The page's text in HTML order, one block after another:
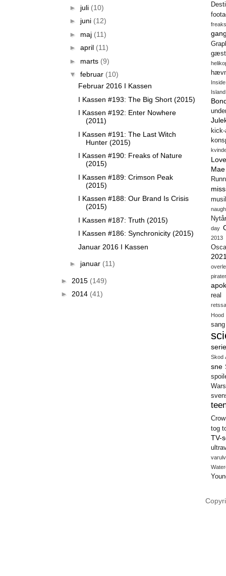
► juli (10)
► juni (12)
► maj (11)
► april (11)
► marts (9)
▼ februar (10)
Februar 2016 I Kassen
I Kassen #193: The Big Short (2015)
I Kassen #192: Enter Nowhere
(2011)
I Kassen #191: The Last Witch
Hunter (2015)
I Kassen #190: Freaks of Nature
(2015)
I Kassen #189: Crimson Peak
(2015)
I Kassen #188: Our Brand Is Crisis
(2015)
I Kassen #187: Truth (2015)
I Kassen #186: Synchronicity (2015)
Januar 2016 I Kassen
► januar (11)
► 2015 (149)
► 2014 (41)
freaks
Island
Nytår
day
2013
pirater
real
Hood
Skod
sne
Wars
Crow
tog
TV-
varulv